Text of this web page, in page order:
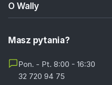
O Wally
Masz pytania?
Pon. - Pt. 8:00 - 16:30
32 720 94 75